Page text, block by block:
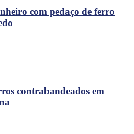
com pedaço de ferro
contrabandeados em